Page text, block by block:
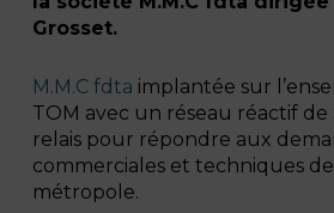
Grosset.
M.M.C fdta implantée sur
TOM avec un réseau réactif de
relais pour répondre aux
commerciales et techniques
métropole.